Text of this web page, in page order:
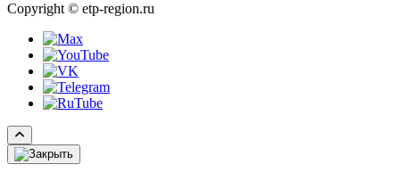
Copyright © etp-region.ru